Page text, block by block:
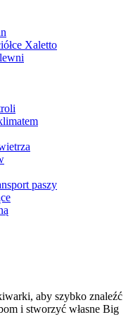
Xaletto
paszy
aby szybko znaleźć
i stworzyć własne Big